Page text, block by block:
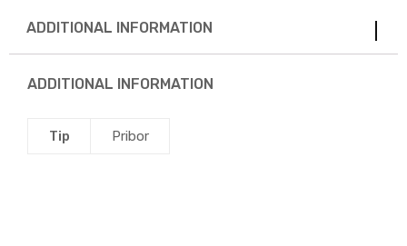
ADDITIONAL INFORMATION
ADDITIONAL INFORMATION
Tip Pribor